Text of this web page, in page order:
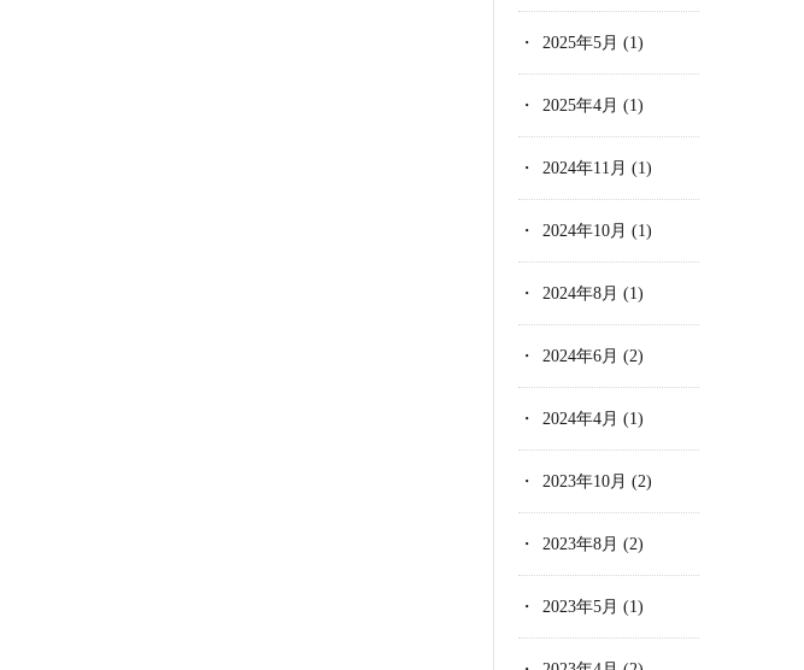
2025年5月 (1)
2025年4月 (1)
2024年11月 (1)
2024年10月 (1)
2024年8月 (1)
2024年6月 (2)
2024年4月 (1)
2023年10月 (2)
2023年8月 (2)
2023年5月 (1)